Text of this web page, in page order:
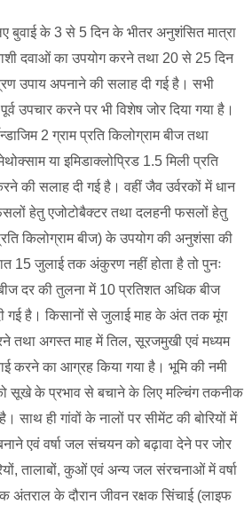
बुवाई के 3 से 5 दिन के भीतर अनुशंसित मात्रा
दवाओं का उपयोग करने तथा 20 से 25 दिन
उपाय अपनाने की सलाह दी गई है। सभी
उपचार करने पर भी विशेष जोर दिया गया है।
2 ग्राम प्रति किलोग्राम बीज तथा
या इमिडाक्लोप्रिड 1.5 मिली प्रति
की सलाह दी गई है। वहीं जैव उर्वरकों में धान
हेतु एजोटोबैक्टर तथा दलहनी फसलों हेतु
किलोग्राम बीज) के उपयोग की अनुशंसा की
15 जुलाई तक अंकुरण नहीं होता है तो पुनः
दर की तुलना में 10 प्रतिशत अधिक बीज
गई है। किसानों से जुलाई माह के अंत तक मूंग
तथा अगस्त माह में तिल, सूरजमुखी एवं मध्यम
करने का आग्रह किया गया है। भूमि की नमी
सूखे के प्रभाव से बचाने के लिए मल्चिंग तकनीक
साथ ही गांवों के नालों पर सीमेंट की बोरियों में
एवं वर्षा जल संचयन को बढ़ावा देने पर जोर
तालाबों, कुओं एवं अन्य जल संरचनाओं में वर्षा
के दौरान जीवन रक्षक सिंचाई (लाइफ